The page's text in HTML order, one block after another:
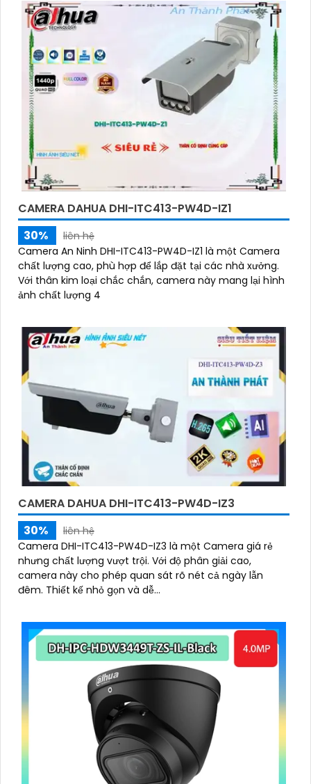
bạn muốn tìm camera Dahua giá rẻ, bạn có thể
tham khảo trên các website thương mại điện tử
hoặc tại các cửa hàng điện tử.
Hy vọng rằng những thông tin trên sẽ giúp bạn chọn
lựa được Camera Dahua chính hãng, giá rẻ và chất
lượng. Nếu bạn có thêm câu hỏi hoặc cần tư vấn
thêm, đừng ngần ngại để lại Cung cấp cho công
trình biết.
CAMERA DAHUA DHI-ITC413-PW4D-IZ1
30%
liên hệ
Camera An Ninh DHI-ITC413-PW4D-IZ1 là một Camera
chất lượng cao, phù hợp để lắp đặt tại các nhà xưởng.
Với thân kim loại chắc chắn, camera này mang lại hình
ảnh chất lượng 4
CAMERA DAHUA DHI-ITC413-PW4D-IZ3
30%
liên hệ
Camera DHI-ITC413-PW4D-IZ3 là một Camera giá rẻ
nhưng chất lượng vượt trội. Với độ phân giải cao,
camera này cho phép quan sát rõ nét cả ngày lẫn
đêm. Thiết kế nhỏ gọn và dễ...